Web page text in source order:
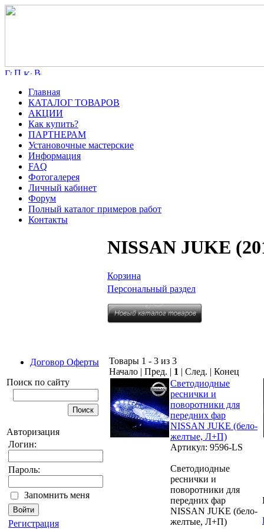
Главная
КАТАЛОГ ТОВАРОВ
АКЦИИ
Как купить?
ПАРТНЕРАМ
Установочные мастерские
Информация
FAQ
Фотогалерея
Личный кабинет
Форум
Полный каталог примеров работ
Контакты
Договор Оферты
Поиск по сайту
Авторизация
Логин:
Пароль:
Запомнить меня
Регистрация
NISSAN JUKE
Корзина
Персональный раздел
Товары 1 - 3 из 3
Начало | Пред. | 1 | След. | Конец
Светодиодные
реснички и
поворотники для
передних фар
NISSAN JUKE (бело-
желтые, Л+П)
Артикул: 9596-LS
Светодиодные
реснички и
поворотники для
передних фар
NISSAN JUKE (бело-
желтые, Л+П)